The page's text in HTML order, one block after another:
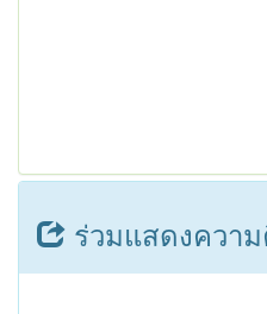
ร่วมแสดงควา